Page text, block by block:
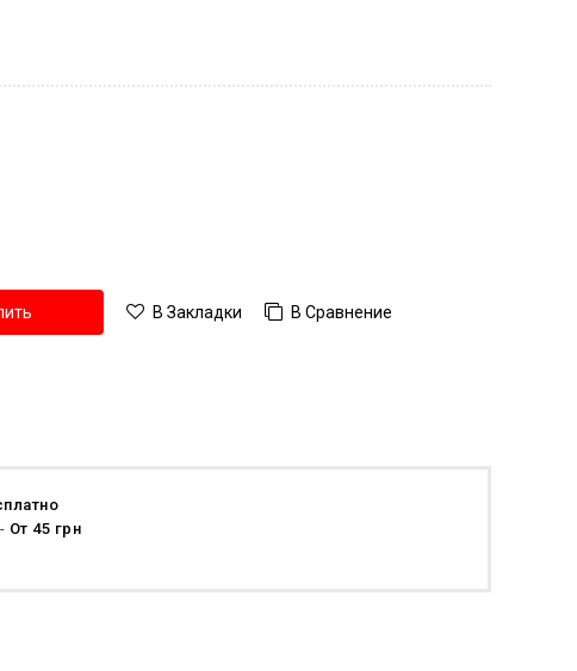
В Закладки В Сравнение
От 45 грн